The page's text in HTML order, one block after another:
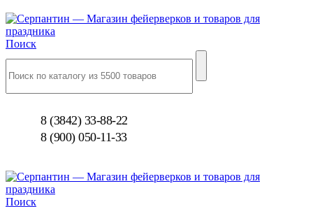
Поиск
8 (3842) 33-88-22
8 (900) 050-11-33
Поиск